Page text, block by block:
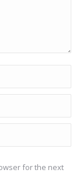
for the next